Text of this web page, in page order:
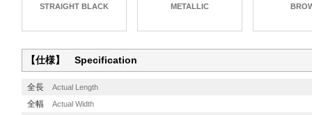
STRAIGHT BLACK METALLIC
【仕様】 Specification
全長 Actual Length
全幅 Actual Width